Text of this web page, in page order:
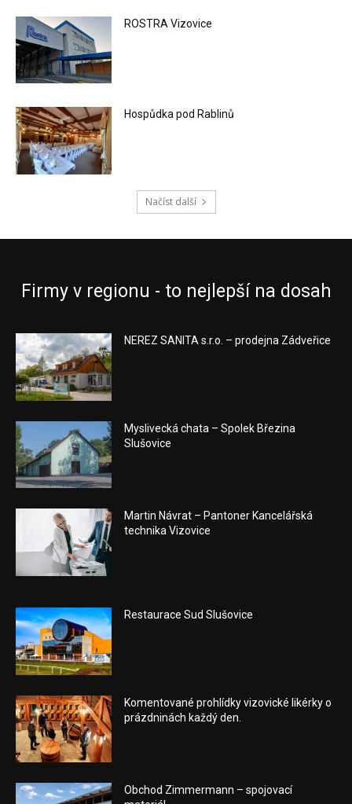
ROSTRA Vizovice
Hospůdka pod Rablinů
Načíst další
Firmy v regionu - to nejlepší na dosah
NEREZ SANITA s.r.o. – prodejna Zádveřice
Myslivecká chata – Spolek Březina
Slušovice
Martin Návrat – Pantoner Kancelářská
technika Vizovice
Restaurace Sud Slušovice
Komentované prohlídky vizovické likérky o
prázdninách každý den.
Obchod Zimmermann – spojovací